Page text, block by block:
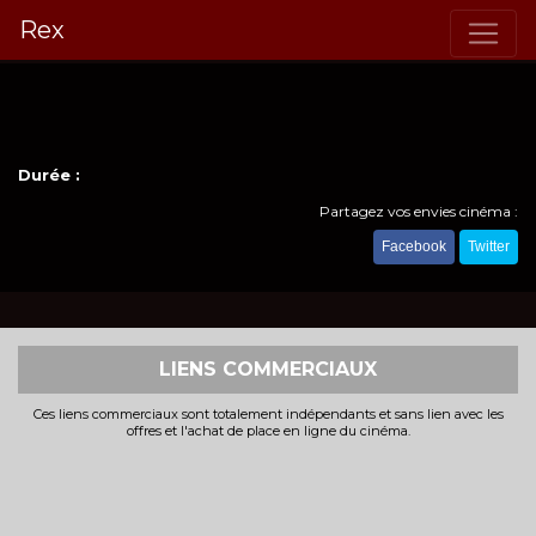
Rex
Durée :
Partagez vos envies cinéma :
Facebook Twitter
LIENS COMMERCIAUX
Ces liens commerciaux sont totalement indépendants et sans lien avec les
offres et l'achat de place en ligne du cinéma.